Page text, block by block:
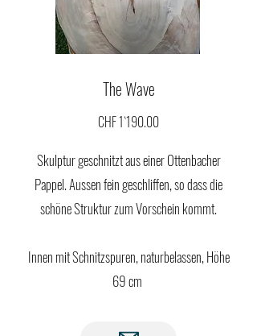
The Wave
CHF 1`190.00
Skulptur geschnitzt aus einer Ottenbacher
Pappel. Aussen fein geschliffen, so dass die
schöne Struktur zum Vorschein kommt.
Innen mit Schnitzspuren, naturbelassen, Höhe
69 cm